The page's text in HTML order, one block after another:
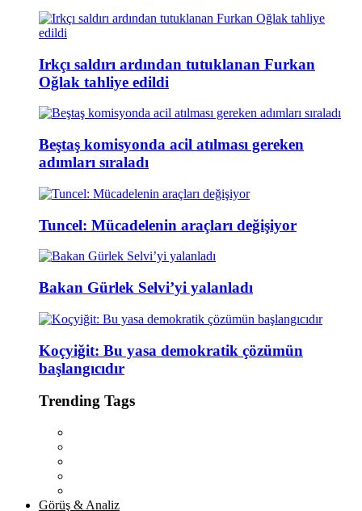
Irkçı saldırı ardından tutuklanan Furkan
Oğlak tahliye edildi
Beştaş komisyonda acil atılması gereken
adımları sıraladı
Tuncel: Mücadelenin araçları değişiyor
Bakan Gürlek Selvi’yi yalanladı
Koçyiğit: Bu yasa demokratik çözümün
başlangıcıdır
Trending Tags
Görüş & Analiz